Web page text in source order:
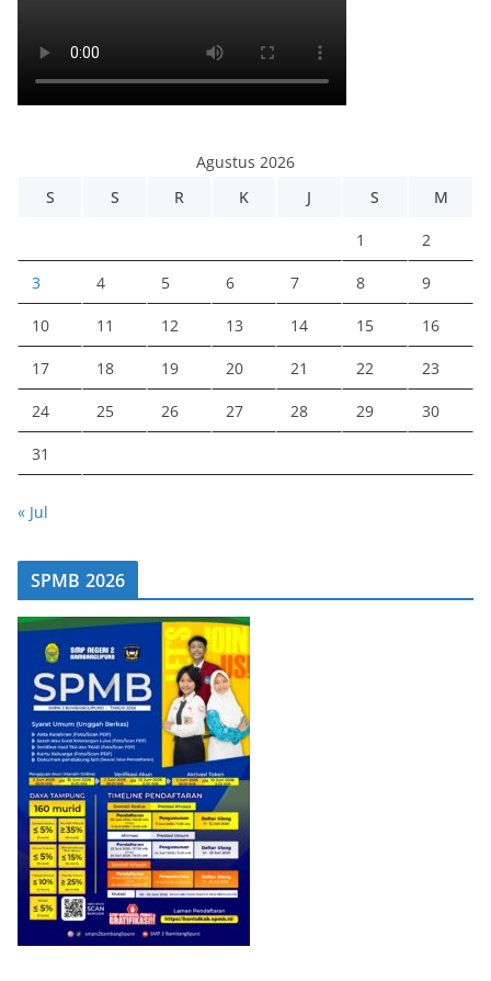
Agustus 2026
S
S R K J S M
1 2
3 4 5 6 7 8 9
10 11 12 13 14 15 16
17 18 19 20 21 22 23
24 25 26 27 28 29 30
31
« Jul
SPMB 2026